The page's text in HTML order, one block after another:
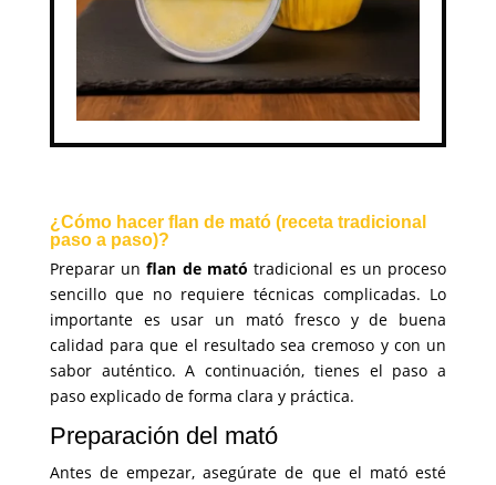
¿Cómo hacer flan de mató (receta tradicional
paso a paso)?
Preparar unflan de mató tradicional es un proceso
sencillo que no requiere técnicas complicadas. Lo
importante es usar un mató fresco y de buena
calidad para que el resultado sea cremoso y con un
sabor auténtico. A continuación, tienes el paso a
paso explicado de forma clara y práctica.
Preparación del mató
Antes de empezar, asegúrate de que el mató esté